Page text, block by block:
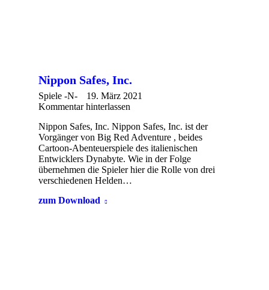
Nippon Safes, Inc.
Spiele -N-
19. März 2021
Kommentar hinterlassen
Nippon Safes, Inc. Nippon Safes, Inc. ist der
Vorgänger von Big Red Adventure , beides
Cartoon-Abenteuerspiele des italienischen
Entwicklers Dynabyte. Wie in der Folge
übernehmen die Spieler hier die Rolle von drei
verschiedenen Helden…
zum Download